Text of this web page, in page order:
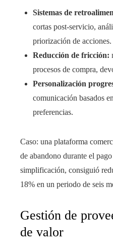
Sistemas de
cortas post-servicio,
priorización de acciones.
Reducción de fricción:
procesos de compra,
Personalización
comunicación basados
preferencias.
Caso: una plataforma
de abandono durante el
simplificación, consiguió
18% en un periodo de seis
Gestión de
de valor